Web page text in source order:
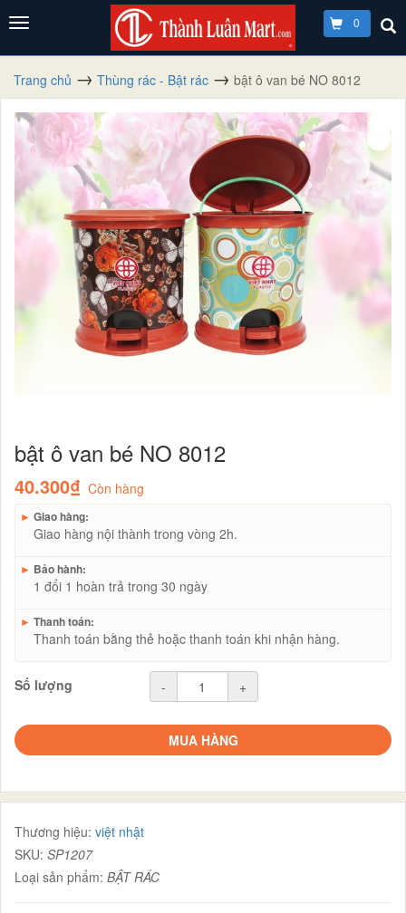
0
Trang chủ Thùng rác - Bật rác bật ô van bé NO 8012
bật ô van bé NO 8012
40.300₫ Còn hàng
► Giao hàng:
Giao hàng nội thành trong vòng 2h.
► Bảo hành:
1 đổi 1 hoàn trả trong 30 ngày
► Thanh toán:
Thanh toán bằng thẻ hoặc thanh toán khi nhận hàng.
Số lượng - +
MUA HÀNG
Thương hiệu: việt nhật
SKU: SP1207
Loại sản phẩm: BẬT RÁC